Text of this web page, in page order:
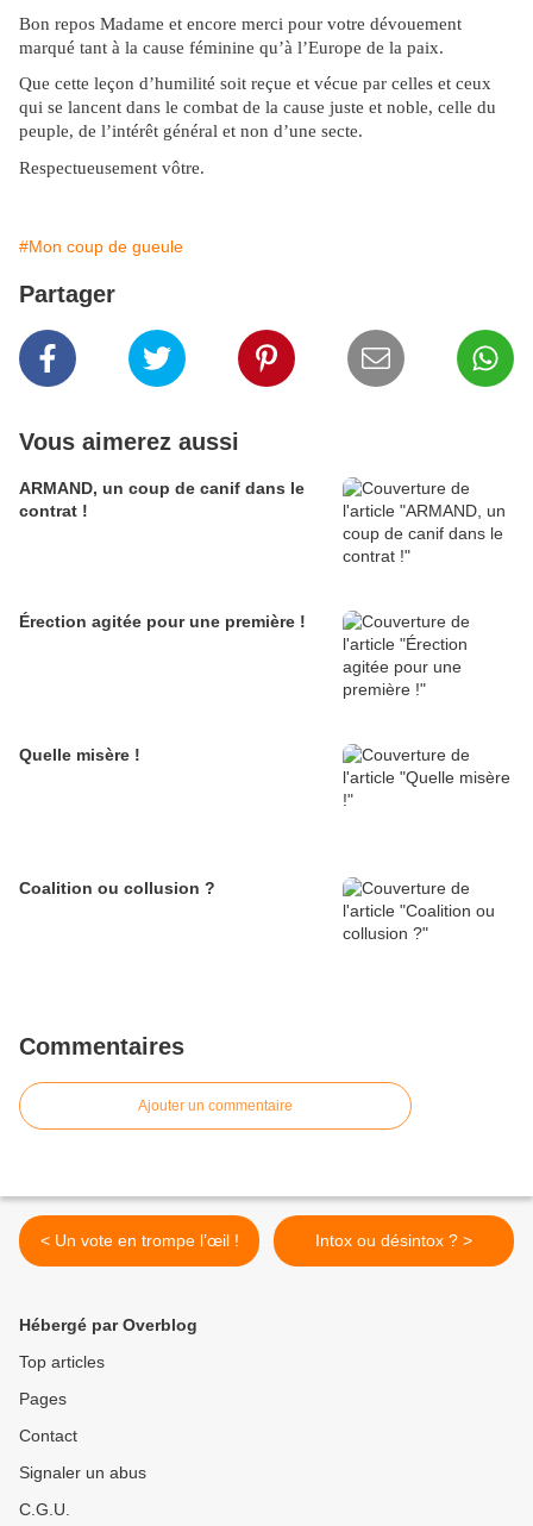
Bon repos Madame et encore merci pour votre dévouement
marqué tant à la cause féminine qu’à l’Europe de la paix.
Que cette leçon d’humilité soit reçue et vécue par celles et ceux
qui se lancent dans le combat de la cause juste et noble, celle du
peuple, de l’intérêt général et non d’une secte.
Respectueusement vôtre.
#Mon coup de gueule
Partager
Vous aimerez aussi
ARMAND, un coup de canif dans le
contrat !
Érection agitée pour une première !
Quelle misère !
Coalition ou collusion ?
Commentaires
Ajouter un commentaire
< Un vote en trompe l’œil ! Intox ou désintox ? >
Hébergé par Overblog
Top articles
Pages
Contact
Signaler un abus
C.G.U.